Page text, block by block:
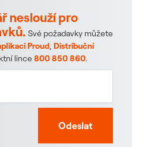
neslouží pro
Své požadavky můžete
Proud, Distribuční
lince800 850 860.
Odeslat